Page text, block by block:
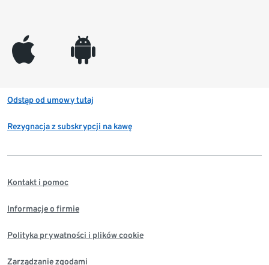
appleinc android
Odstąp od umowy tutaj
Rezygnacja z subskrypcji na kawę
Kontakt i pomoc
Informacje o firmie
Polityka prywatności i plików cookie
Zarządzanie zgodami